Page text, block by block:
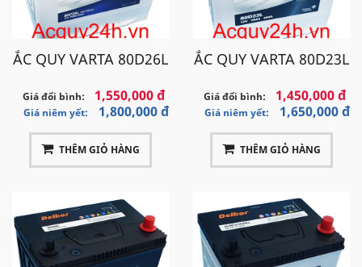
ẮC QUY VARTA 80D26L
Giá đổi bình: 1,550,000 đ
Giá niêm yết: 1,800,000 đ
THÊM GIỎ HÀNG
ẮC QUY VARTA 80D23L
Giá đổi bình: 1,450,000 đ
Giá niêm yết: 1,650,000 đ
THÊM GIỎ HÀNG